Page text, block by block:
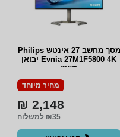
מסך מחשב ‏27 ‏אינטש Philips
Evnia 27M1F5800 4K יבואן
רשמי
מחיר מיוחד
2,148 ₪
₪35 למשלוח